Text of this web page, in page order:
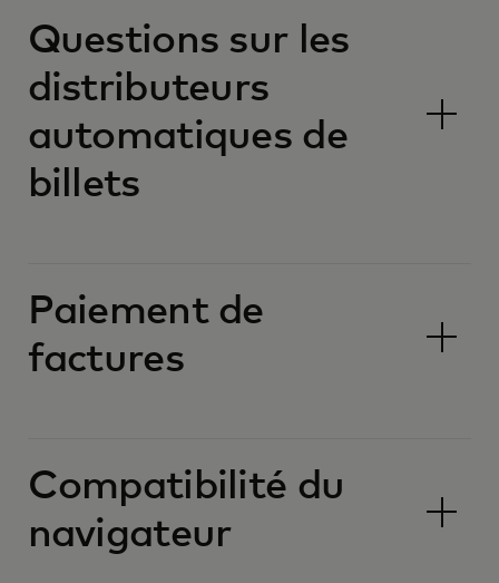
Questions sur les
distributeurs
automatiques de
billets
Paiement de
factures
Compatibilité du
navigateur